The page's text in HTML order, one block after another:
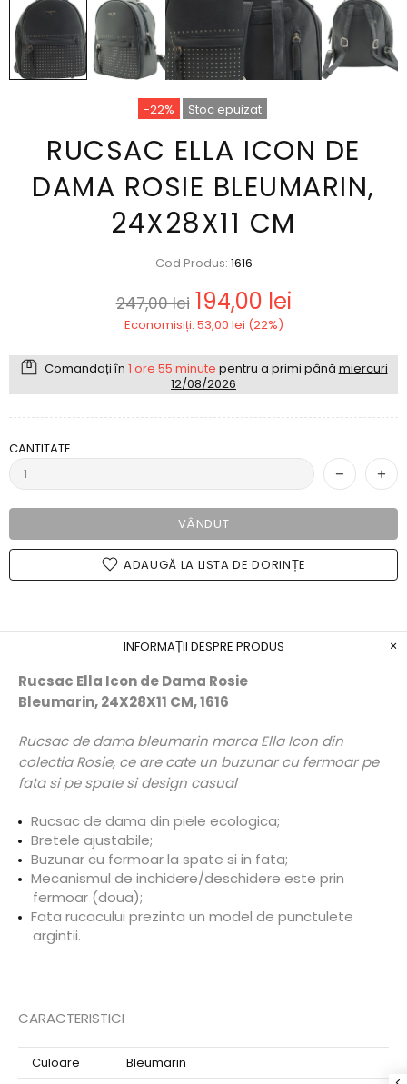
-22% Stoc epuizat
RUCSAC ELLA ICON DE
DAMA ROSIE BLEUMARIN,
24X28X11 CM
Cod Produs: 1616
247,00 lei 194,00 lei
Economisiți: 53,00 lei (22%)
Comandați în 1 ore 55 minute pentru a primi până miercuri
12/08/2026
CANTITATE
VÂNDUT
ADAUGĂ LA LISTA DE DORINȚE
INFORMAȚII DESPRE PRODUS
Rucsac Ella Icon de Dama Rosie
Bleumarin, 24X28X11 CM, 1616
Rucsac de dama bleumarin marca Ella Icon din
colectia Rosie, ce are cate un buzunar cu fermoar pe
fata si pe spate si design casual
Rucsac de dama din piele ecologica;
Bretele ajustabile;
Buzunar cu fermoar la spate si in fata;
Mecanismul de inchidere/deschidere este prin
fermoar (doua);
Fata rucacului prezinta un model de punctulete
argintii.
CARACTERISTICI
Culoare Bleumarin